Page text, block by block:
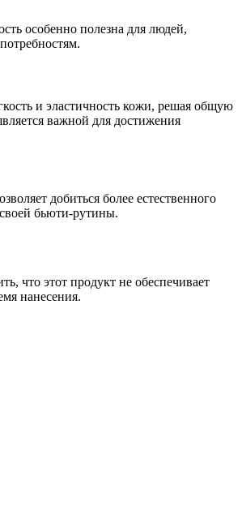
особенно полезна для людей,
и эластичность кожи, решая общую
важной для достижения
добиться более естественного
бьюти-рутины.
что этот продукт не обеспечивает
нанесения.